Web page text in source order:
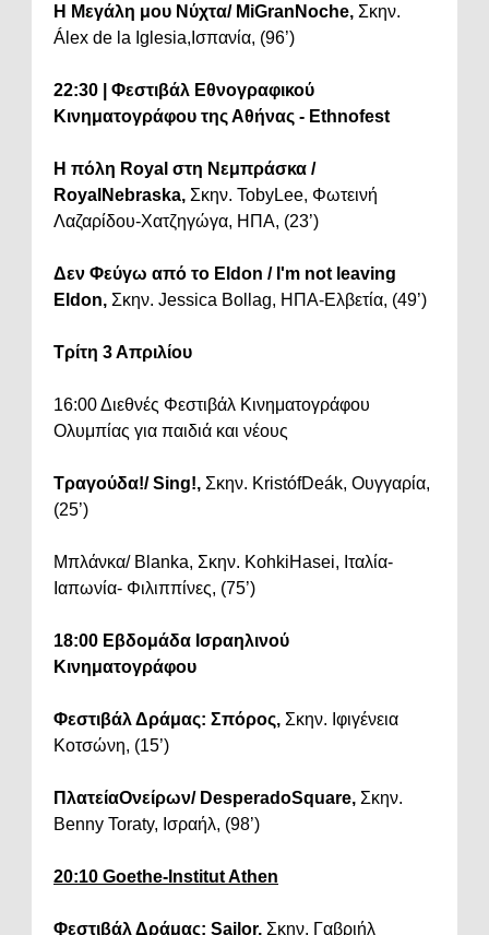
Η Μεγάλη μου Νύχτα/ MiGranNoche, Σκην.
Álex de la Iglesia,Ισπανία, (96’)
22:30 | Φεστιβάλ Εθνογραφικού
Κινηματογράφου της Αθήνας - Ethnofest
Η πόλη Royal στη Νεμπράσκα /
RoyalNebraska, Σκην. TobyLee, Φωτεινή
Λαζαρίδου-Χατζηγώγα, ΗΠΑ, (23’)
Δεν Φεύγω από το Eldon / I'm not leaving
Eldon, Σκην. Jessica Bollag, ΗΠΑ-Ελβετία, (49’)
Τρίτη 3 Απριλίου
16:00 Διεθνές Φεστιβάλ Κινηματογράφου
Ολυμπίας για παιδιά και νέους
Τραγούδα!/ Sing!, Σκην. KristófDeák, Ουγγαρία,
(25’)
Μπλάνκα/ Blanka, Σκην. KohkiHasei, Ιταλία-
Ιαπωνία- Φιλιππίνες, (75’)
18:00 Εβδομάδα Ισραηλινού
Κινηματογράφου
Φεστιβάλ Δράμας: Σπόρος, Σκην. Ιφιγένεια
Κοτσώνη, (15’)
ΠλατείαΟνείρων/ DesperadoSquare, Σκην.
Benny Toraty, Ισραήλ, (98’)
20:10 Goethe-Institut Athen
Φεστιβάλ Δράμας: Sailor, Σκην. Γαβριήλ